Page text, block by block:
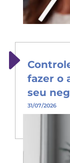
fazer o
seu
31/07/2026